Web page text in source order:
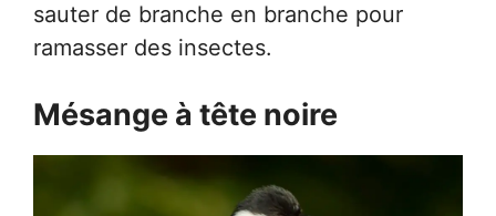
sauter de branche en branche pour
ramasser des insectes.
Mésange à tête noire